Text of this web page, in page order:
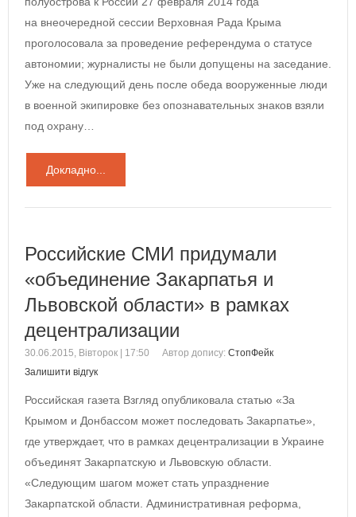
на внеочередной сессии Верховная Рада Крыма
проголосовала за проведение референдума о статусе
автономии; журналисты не были допущены на заседание.
Уже на следующий день после обеда вооруженные люди
в военной экипировке без опознавательных знаков взяли
под охрану…
Докладно...
Российские СМИ придумали
«объединение Закарпатья и
Львовской области» в рамках
децентрализации
30.06.2015, Вівторок | 17:50 Автор допису: СтопФейк
Залишити відгук
Российская газета Взгляд опубликовала статью «За
Крымом и Донбассом может последовать Закарпатье»,
где утверждает, что в рамках децентрализации в Украине
объединят Закарпатскую и Львовскую области.
«Следующим шагом может стать упразднение
Закарпатской области. Административная реформа,